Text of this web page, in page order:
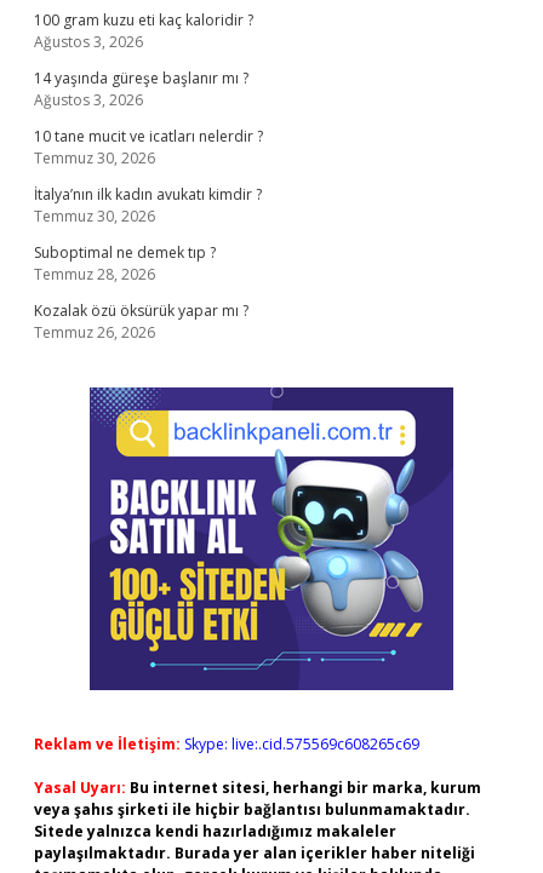
100 gram kuzu eti kaç kaloridir ?
Ağustos 3, 2026
14 yaşında güreşe başlanır mı ?
Ağustos 3, 2026
10 tane mucit ve icatları nelerdir ?
Temmuz 30, 2026
İtalya’nın ilk kadın avukatı kimdir ?
Temmuz 30, 2026
Suboptimal ne demek tıp ?
Temmuz 28, 2026
Kozalak özü öksürük yapar mı ?
Temmuz 26, 2026
Reklam ve İletişim: Skype: live:.cid.575569c608265c69
Yasal Uyarı: Bu internet sitesi, herhangi bir marka, kurum
veya şahıs şirketi ile hiçbir bağlantısı bulunmamaktadır.
Sitede yalnızca kendi hazırladığımız makaleler
paylaşılmaktadır. Burada yer alan içerikler haber niteliği